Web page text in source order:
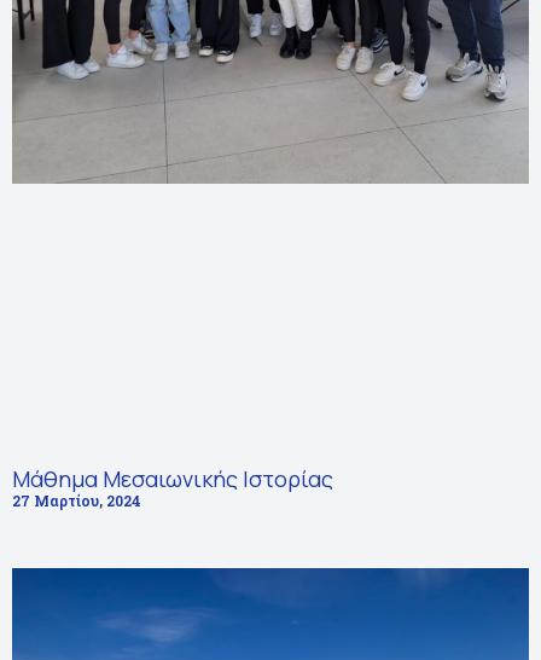
Μάθημα Μεσαιωνικής Ιστορίας
27 Μαρτίου, 2024